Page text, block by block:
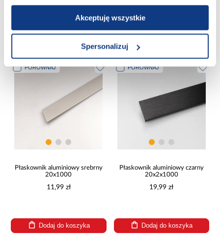
Akceptuję wszystkie
Spersonalizuj
PORÓWNAJ
Płaskownik aluminiowy srebrny
20x1000
11,99 zł
Dodaj do koszyka
PORÓWNAJ
Płaskownik aluminiowy czarny
20x2x1000
19,99 zł
Dodaj do koszyka